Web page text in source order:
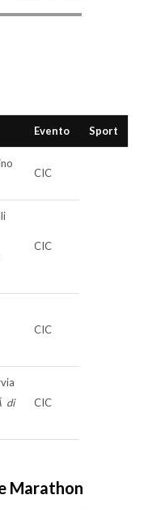
Evento Sport
CIC
CIC
CIC
di
CIC
Marathon